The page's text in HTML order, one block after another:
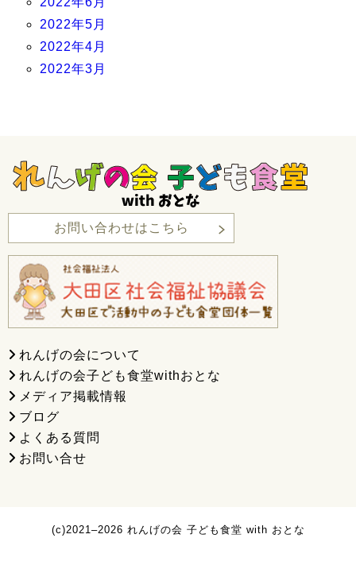
2022年5月
2022年4月
2022年3月
お問い合わせはこちら
れんげの会について
れんげの会子ども食堂withおとな
メディア掲載情報
ブログ
よくある質問
お問い合せ
(c)2021–2026 れんげの会 子ども食堂 with おとな